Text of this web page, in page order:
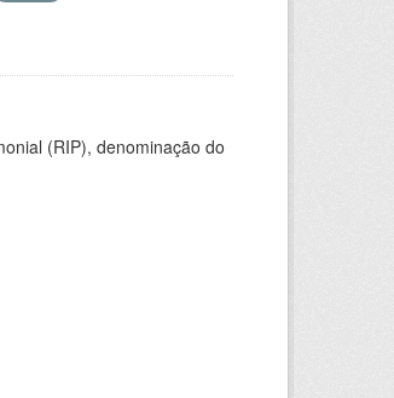
(RIP), denominação do